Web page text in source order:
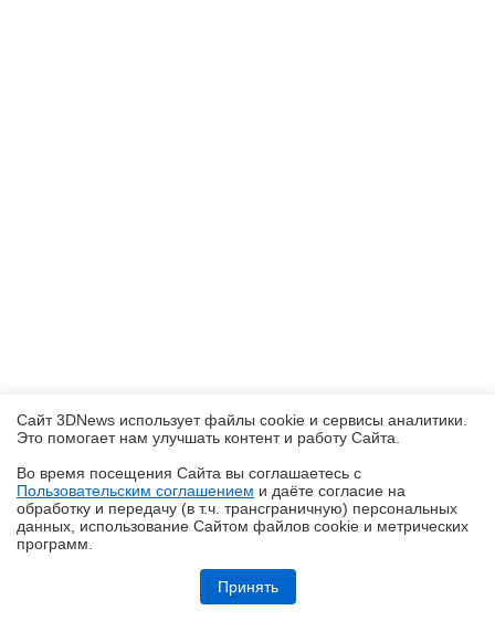
Обзор игрового Tandem WOLED-монитора ASUS ROG Strix OLED
XG27AQWMG: запланированный апгрейд
Сайт 3DNews использует файлы cookie и сервисы аналитики.
Это помогает нам улучшать контент и работу Cайта.
Во время посещения Cайта вы соглашаетесь с
Пользовательским соглашением и даёте согласие на
обработку и передачу (в т.ч. трансграничную) персональных
данных, использование Cайтом файлов cookie и метрических
программ.
Принять